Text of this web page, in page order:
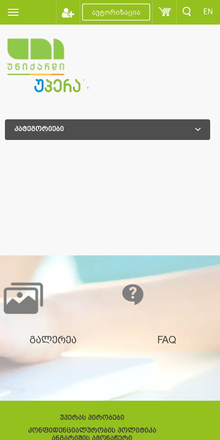
ავტორიზაცია EN
კატეგორიები
გალერეა FAQ
უპერას პირობები
კონფიდენციალურობის პოლიტიკა
ანგარიშის ამონაწერი